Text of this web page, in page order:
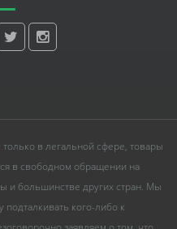
в легальной сфере, товары
в свободном обращении на
и большинстве других стран. Мы
подталкивать кого-либо к